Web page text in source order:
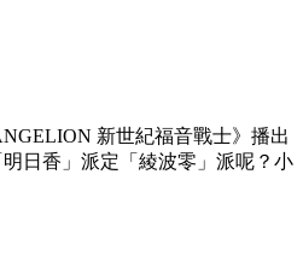
新世紀福音戰士》播出
日香」派定「綾波零」派呢？小